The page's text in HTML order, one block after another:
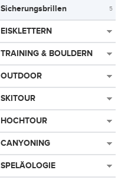
Sicherungsbrillen 5
EISKLETTERN
TRAINING & BOULDERN
OUTDOOR
SKITOUR
HOCHTOUR
CANYONING
SPELÄOLOGIE